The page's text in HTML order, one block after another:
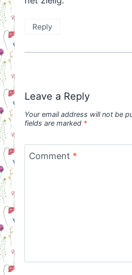
Reply
Leave a Reply
Your email address will not be
fields are marked *
Comment *